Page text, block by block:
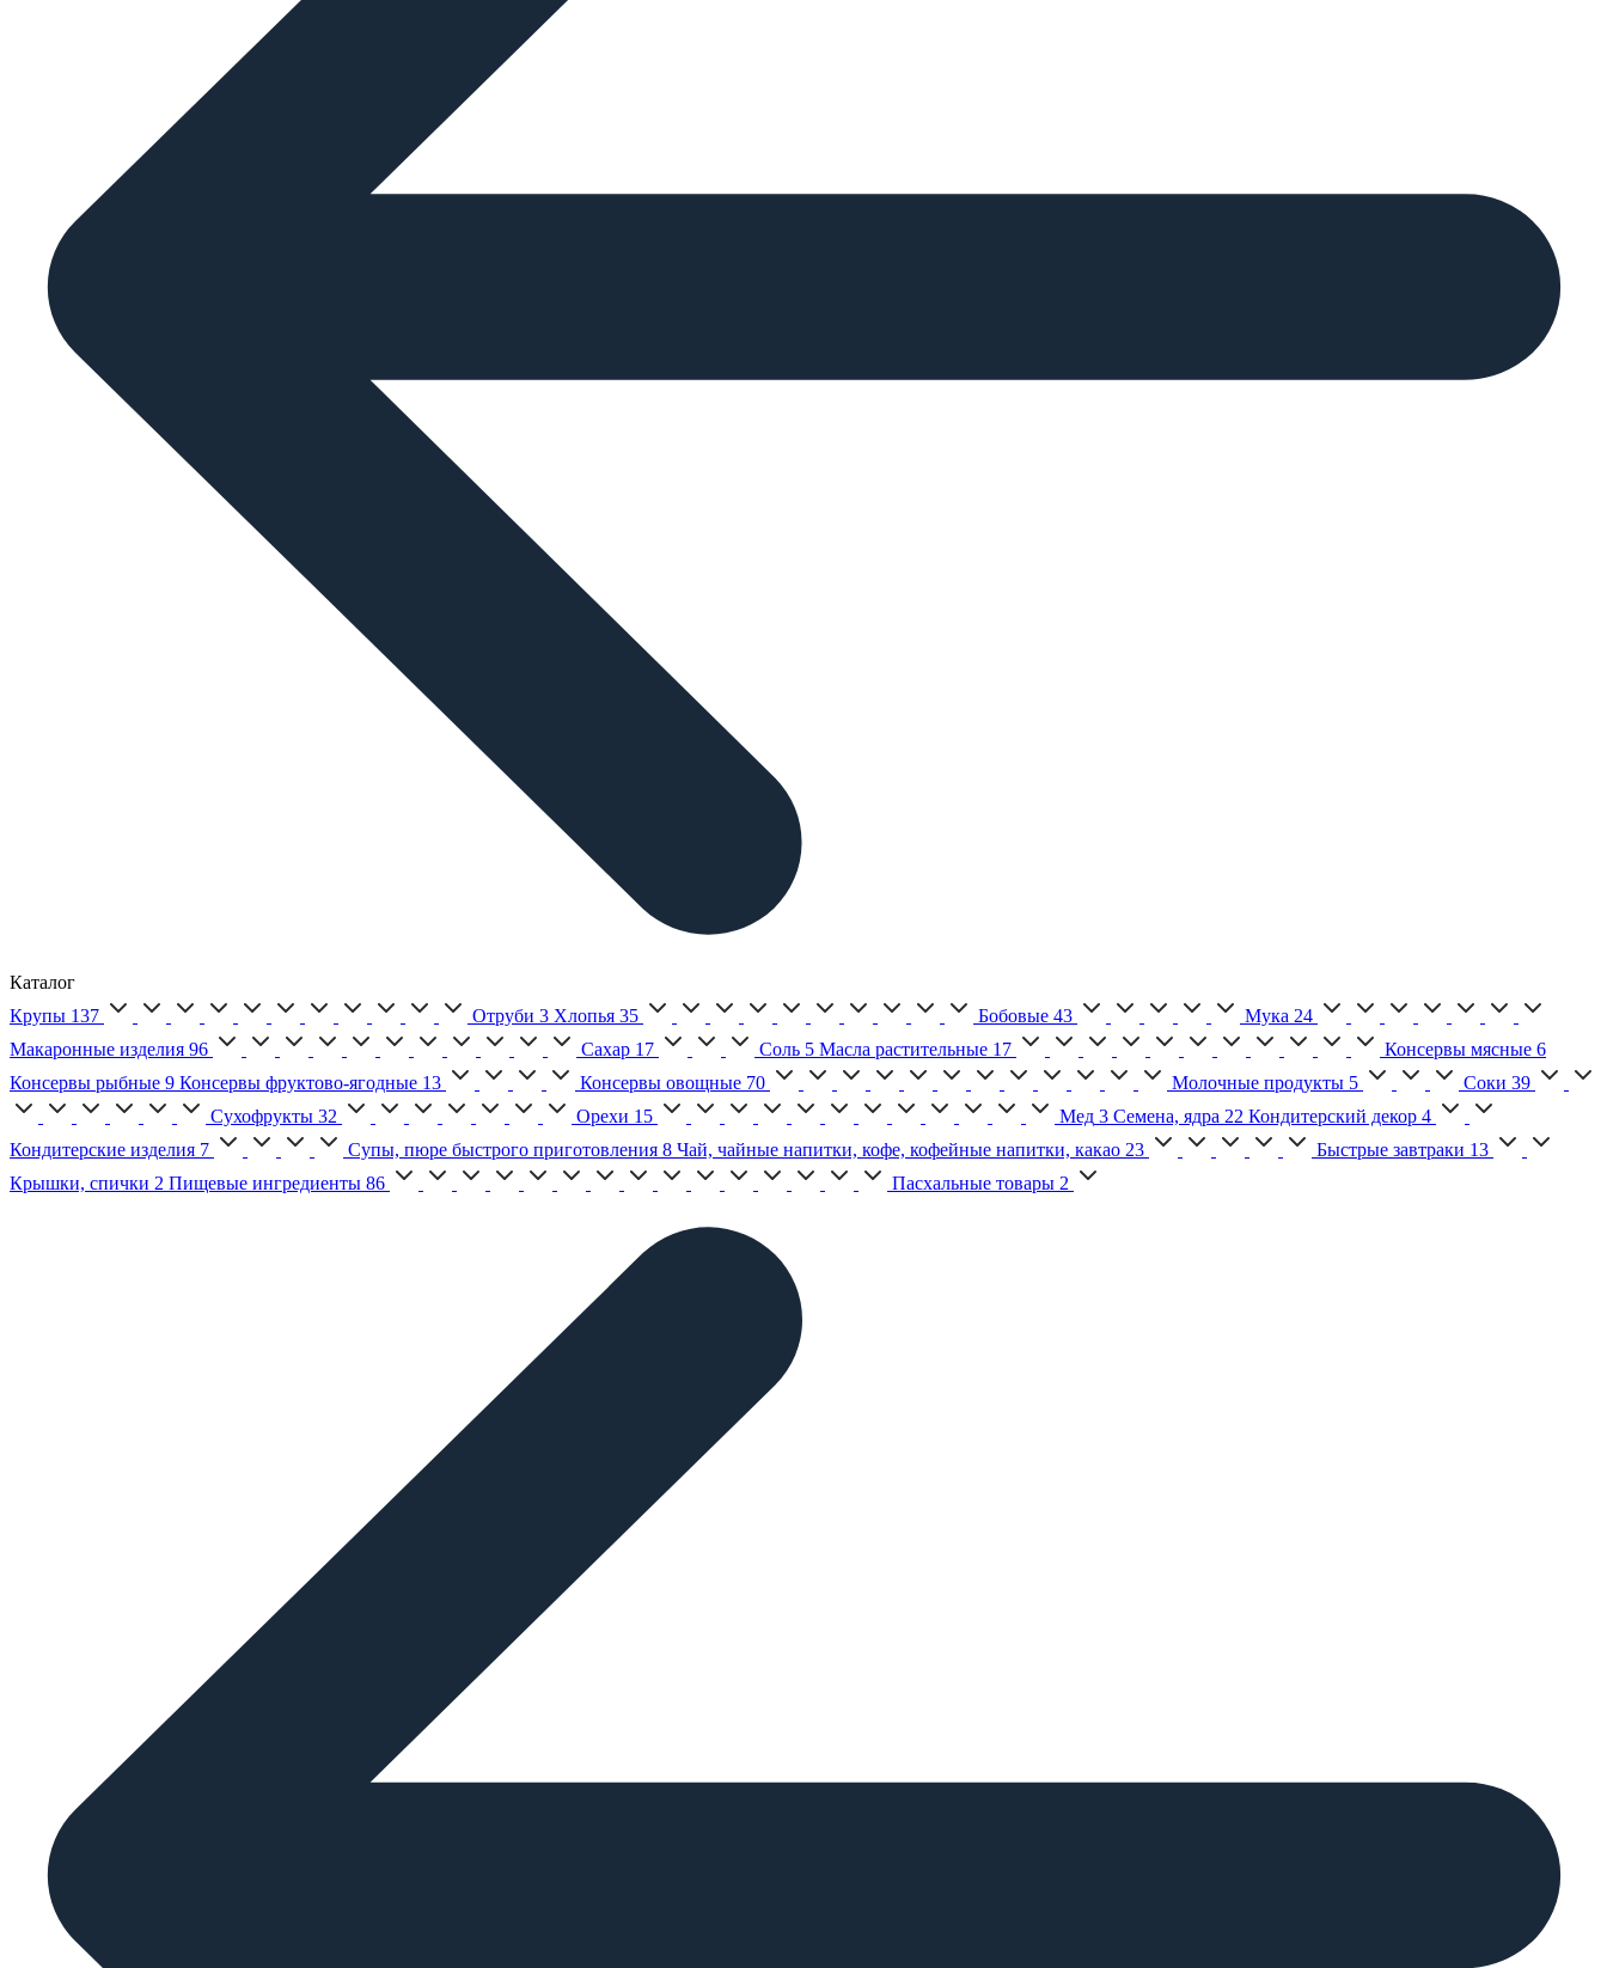
Каталог
Крупы 137 Отруби 3 Хлопья 35 Бобовые 43 Мука 24
Макаронные изделия 96 Сахар 17 Соль 5 Масла растительные 17 Консервы мясные 6
Консервы рыбные 9 Консервы фруктово-ягодные 13 Консервы овощные 70 Молочные продукты 5 Соки 39
Сухофрукты 32 Орехи 15 Мед 3 Семена, ядра 22 Кондитерский декор 4
Кондитерские изделия 7 Супы, пюре быстрого приготовления 8 Чай, чайные напитки, кофе, кофейные напитки, какао 23 Быстрые завтраки 13
Крышки, спички 2 Пищевые ингредиенты 86 Пасхальные товары 2